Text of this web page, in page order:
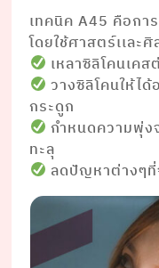
เทคนิค A45 คือกา
โดยใช้ศาสตร์เเละ
เหลาซิลิโคนเค
วางซิลิโคนให้ได้
กระดูก
กำหนดความพุ่ง
ทะลุ
ลดปัญหาต่างๆที่